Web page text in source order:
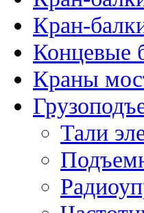
Кран-
Концевые
Краны
Тали